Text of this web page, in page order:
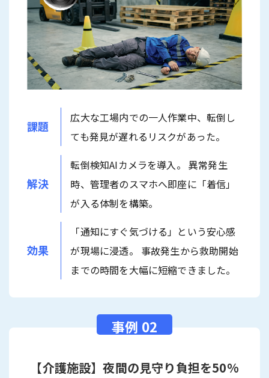
課題
広大な工場内での一人作業中、転倒し
ても発見が遅れるリスクがあった。
解決
転倒検知AIカメラを導入。 異常発生
時、管理者のスマホへ即座に「着信」
が入る体制を構築。
効果
「通知にすぐ気づける」という安心感
が現場に浸透。 事故発生から救助開始
までの時間を大幅に短縮できました。
【介護施設】夜間の見守り負担を50%